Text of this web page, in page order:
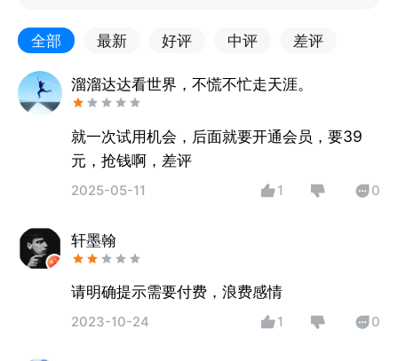
全部 最新 好评 中评 差评
溜溜达达看世界，不慌不忙走天涯。
就一次试用机会，后面就要开通会员，要39
元，抢钱啊，差评
2025-05-11 1 0
轩墨翰
请明确提示需要付费，浪费感情
2023-10-24 1 0